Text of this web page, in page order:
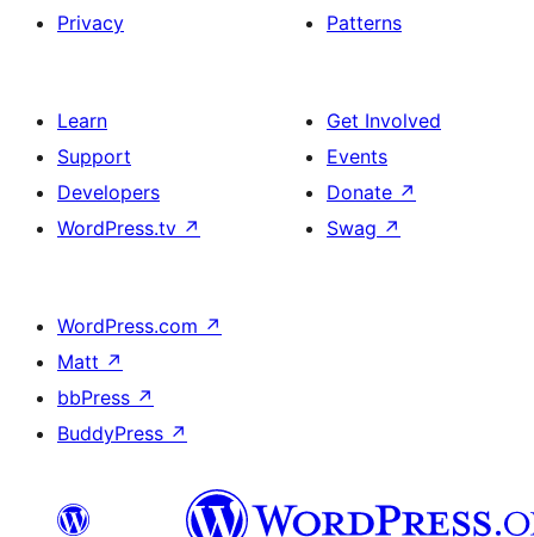
Privacy
Patterns
Learn
Support
Developers
WordPress.tv ↗
Get Involved
Events
Donate ↗
Swag ↗
WordPress.com ↗
Matt ↗
bbPress ↗
BuddyPress ↗